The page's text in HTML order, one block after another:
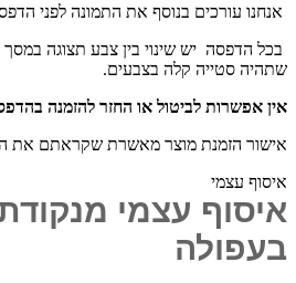
אנחנו עורכים בנוסף את התמונה לפני
בכל הדפסה יש שינוי בין צבע תצוגה במסך
שתהיה סטייה קלה בצבעים.
אין אפשרות לביטול או החזר להזמנה
אישור הזמנת מוצר מאשרת שקראתם את
איסוף עצמי
איסוף עצמי
בעפולה